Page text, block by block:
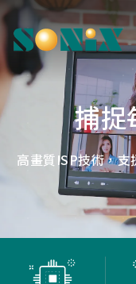
微小
松翰MCU：
Report Rate 性
捕捉
高畫質ISP技術，
點讀魔
OID光學辨識技術
低延
確保